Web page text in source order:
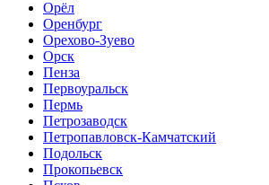
Орёл
Оренбург
Орехово-Зуево
Орск
Пенза
Первоуральск
Пермь
Петрозаводск
Петропавловск-Камчатский
Подольск
Прокопьевск